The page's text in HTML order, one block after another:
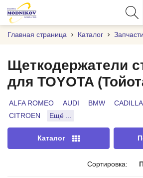
+375 (29)
+375 (17)
Главная страница Каталог
Щеткодержатели
для TOYOTA
ALFA ROMEO AUDI BMW
CITROEN
Ещё ...
Каталог
Сортировка: